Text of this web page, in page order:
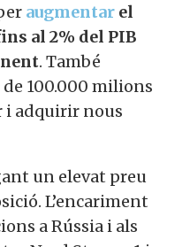
augmentar el
al 2% del PIB
. També
100.000 milions
i adquirir nous
un elevat preu
L’encariment
a Rússia i als